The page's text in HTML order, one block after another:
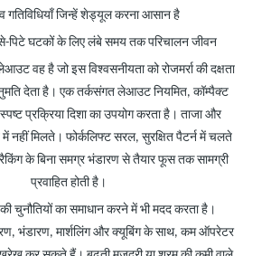
गतिविधियाँ जिन्हें शेड्यूल करना आसान है
पिटे घटकों के लिए लंबे समय तक परिचालन जीवन
वह है जो इस विश्वसनीयता को रोजमर्रा की दक्षता
देता है। एक तर्कसंगत लेआउट नियमित, कॉम्पैक्ट
प्रक्रिया दिशा का उपयोग करता है। ताजा और
में नहीं मिलते। फोर्कलिफ्ट सरल, सुरक्षित पैटर्न में चलते
के बिना समग्र भंडारण से तैयार फूस तक सामग्री
प्रवाहित होती है।
चुनौतियों का समाधान करने में भी मदद करता है।
भंडारण, मार्शलिंग और क्यूबिंग के साथ, कम ऑपरेटर